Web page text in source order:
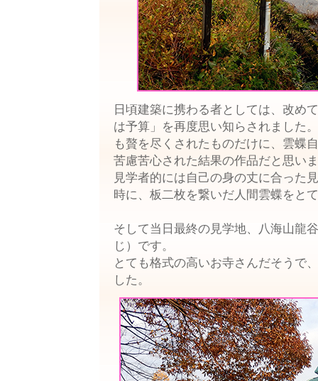
日頃建築に携わる者としては、改め
は予算」を再度思い知らされました
も贅を尽くされたものだけに、雲蝶
苦慮苦心された結果の作品だと思い
見学者的には自己の身の丈に合った
時に、板二枚を繋いだ人間雲蝶をと
そして当日最終の見学地、八海山龍
じ）です。
とても格式の高いお寺さんだそうで
した。